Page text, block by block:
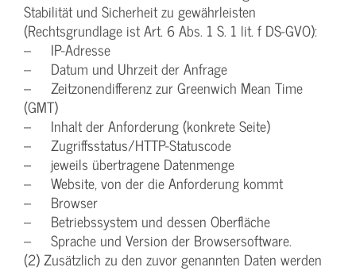
Stabilität und Sicherheit zu gewährleisten
(Rechtsgrundlage ist Art. 6 Abs. 1 S. 1 lit. f DS-GVO):
– IP-Adresse
– Datum und Uhrzeit der Anfrage
– Zeitzonendifferenz zur Greenwich Mean Time
(GMT)
– Inhalt der Anforderung (konkrete Seite)
– Zugriffsstatus/HTTP-Statuscode
– jeweils übertragene Datenmenge
– Website, von der die Anforderung kommt
– Browser
– Betriebssystem und dessen Oberfläche
– Sprache und Version der Browsersoftware.
(2) Zusätzlich zu den zuvor genannten Daten werden